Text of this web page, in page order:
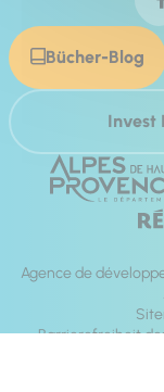
Bücher-Blog
Invest
Agence de
Barrierefreiheit